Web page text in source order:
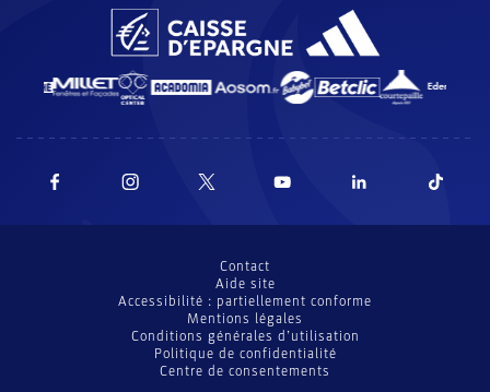
Contact
Aide site
Accessibilité : partiellement conforme
Mentions légales
Conditions générales d’utilisation
Politique de confidentialité
Centre de consentements